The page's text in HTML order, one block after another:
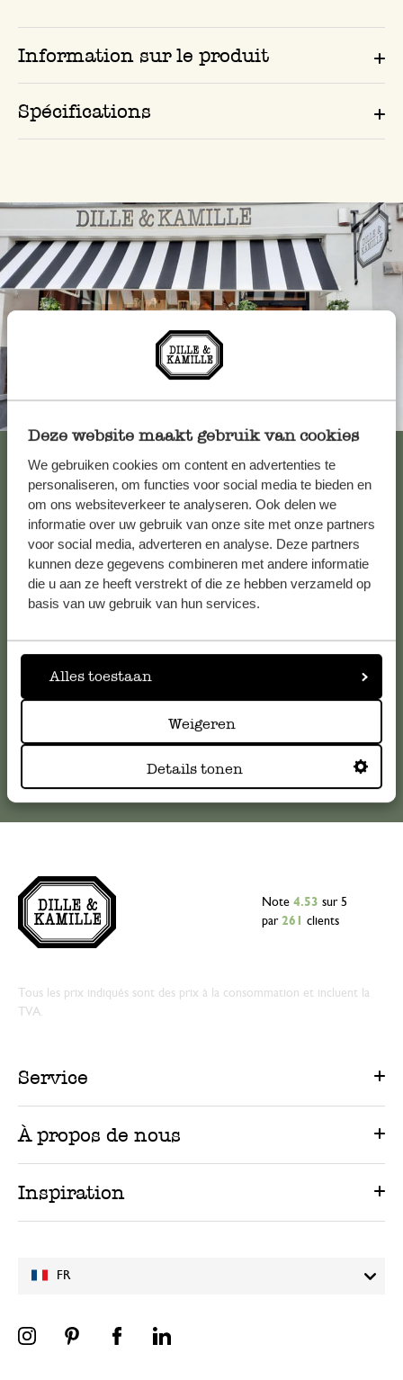
Deze website maakt gebruik van cookies
We gebruiken cookies om content en advertenties te
personaliseren, om functies voor social media te bieden en
om ons websiteverkeer te analyseren. Ook delen we
informatie over uw gebruik van onze site met onze partners
voor social media, adverteren en analyse. Deze partners
kunnen deze gegevens combineren met andere informatie
die u aan ze heeft verstrekt of die ze hebben verzameld op
basis van uw gebruik van hun services.
Alles toestaan
Weigeren
Details tonen
Information sur le produit
Spécifications
Service clientèle
Pour toute question ou demande de conseil ou d’aide,
veuillez contacter notre service clientèle. Ou retrouvez ici
serviceclientele@dille-kamille.com
FR
Note 4.53 sur 5
par 261 clients
Tous les prix indiqués sont des prix à la consommation et incluent la
TVA.
Service
À propos de nous
Inspiration